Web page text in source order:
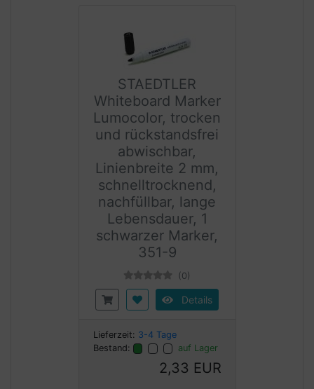
STAEDTLER
Whiteboard Marker
Lumocolor, trocken
und rückstandsfrei
abwischbar,
Linienbreite 2 mm,
schnelltrocknend,
nachfüllbar, lange
Lebensdauer, 1
schwarzer Marker,
351-9
(0)
Details
Lieferzeit: 3-4 Tage
Bestand:
auf Lager
2,33 EUR